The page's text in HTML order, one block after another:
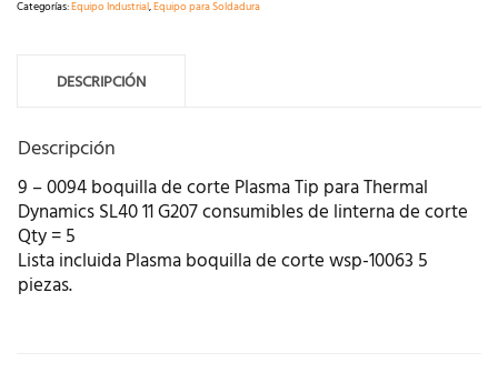
Categorías:Equipo Industrial,Equipo para Soldadura
DESCRIPCIÓN
Descripción
9 – 0094 boquilla de corte Plasma Tip para Thermal
Dynamics SL40 11 G207 consumibles de linterna de corte
Qty = 5
Lista incluida Plasma boquilla de corte wsp-10063 5
piezas.